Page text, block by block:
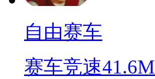
自由赛车
赛车竞速41.6M